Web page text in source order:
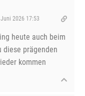
2026 17:53
heute auch beim
diese prägenden
kommen